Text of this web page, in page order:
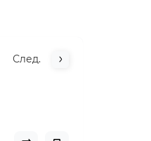
След.